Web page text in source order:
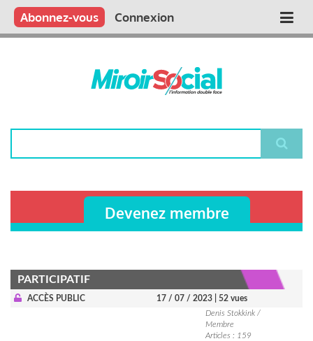
Aller
contenu
Main
Qui sommes nous ?
Vous publiez
Nous publions
Contactez-nous
Abonnez-vous Connexion
Devenez membre
PARTICIPATIF
ACCÈS PUBLIC 17 / 07 / 2023
| 52 vues
Denis Stokkink /
Membre
Articles : 159